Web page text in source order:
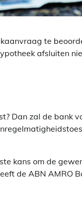
te
afsluiten
Dan zal de bank
kans om de
de ABN AMRO